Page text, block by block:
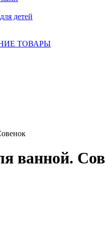
детей
ТОВАРЫ
ванной.